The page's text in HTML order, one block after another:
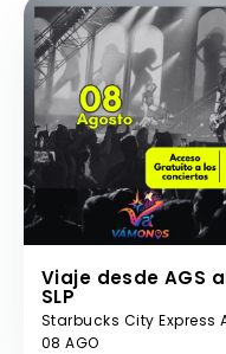
Viaje desde AGS
SLP
Starbucks City Express
08 AGO